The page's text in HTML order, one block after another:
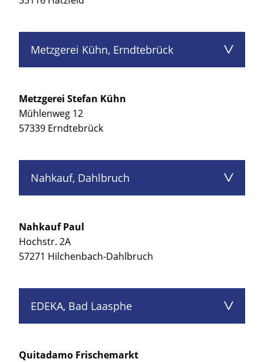
Metzgerei Kühn, Erndtebrück
Metzgerei Stefan Kühn
Mühlenweg 12
57339 Erndtebrück
Nahkauf, Dahlbruch
Nahkauf Paul
Hochstr. 2A
57271 Hilchenbach-Dahlbruch
EDEKA, Bad Laasphe
Quitadamo Frischemarkt